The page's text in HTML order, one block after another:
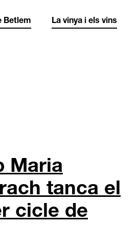
Betlem La vinya i els vins
Maria
tanca el
cicle de